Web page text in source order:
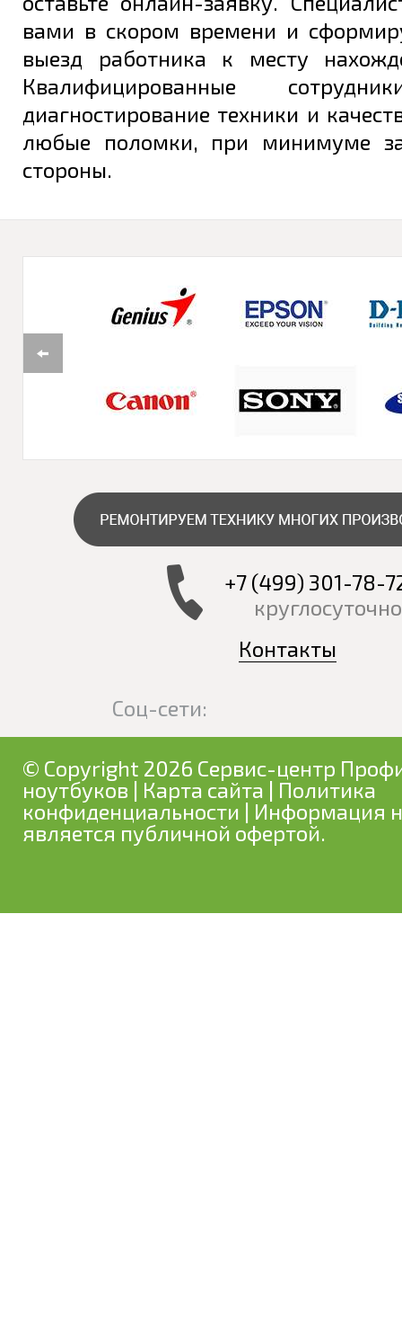
вами в скором времени и
выезд работника к месту
Квалифицированные
диагностирование техники и
любые поломки, при минимуме
стороны.
+7 (499) 301-78-
Контакты
Соц-сети:
© Copyright 2026 Сервис-центр
ноутбуков | Карта сайта | Политика
конфиденциальности | Информация
является публичной офертой.